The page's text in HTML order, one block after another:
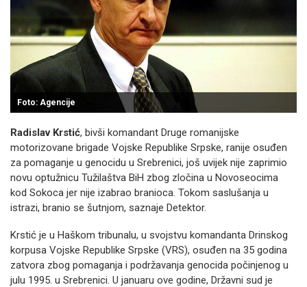
Foto: Agencije
Radislav Krstić, bivši komandant Druge romanijske
motorizovane brigade Vojske Republike Srpske, ranije osuđen
za pomaganje u genocidu u Srebrenici, još uvijek nije zaprimio
novu optužnicu Tužilaštva BiH zbog zločina u Novoseocima
kod Sokoca jer nije izabrao branioca. Tokom saslušanja u
istrazi, branio se šutnjom, saznaje Detektor.
Krstić je u Haškom tribunalu, u svojstvu komandanta Drinskog
korpusa Vojske Republike Srpske (VRS), osuđen na 35 godina
zatvora zbog pomaganja i podržavanja genocida počinjenog u
julu 1995. u Srebrenici. U januaru ove godine, Državni sud je